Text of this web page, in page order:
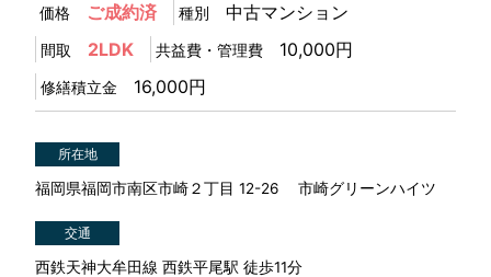
価格 ご成約済 種別 中古マンション
間取 2LDK 共益費・管理費 10,000円
修繕積立金 16,000円
所在地
福岡県福岡市南区市崎２丁目 12-26 市崎グリーンハイツ
交通
西鉄天神大牟田線 西鉄平尾駅 徒歩11分